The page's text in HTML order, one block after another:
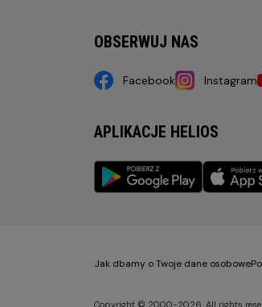
OBSERWUJ NAS
Facebook Instagram
APLIKACJE HELIOS
Jak dbamy o Twoje dane osobowe